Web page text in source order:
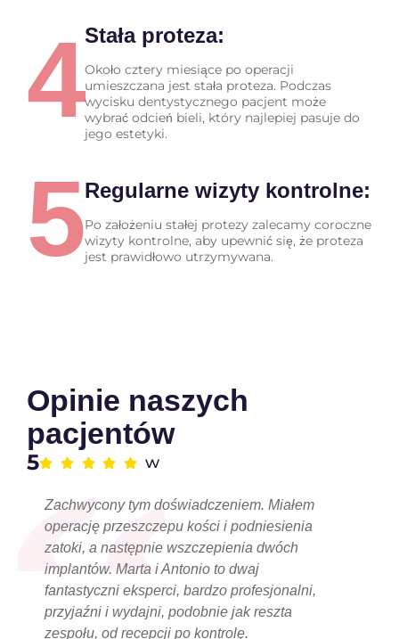
4Stała proteza:
Około cztery miesiące po operacji
umieszczana jest stała proteza. Podczas
wycisku dentystycznego pacjent może
wybrać odcień bieli, który najlepiej pasuje do
jego estetyki.
5Regularne wizyty kontrolne:
Po założeniu stałej protezy zalecamy coroczne
wizyty kontrolne, aby upewnić się, że proteza
jest prawidłowo utrzymywana.
Opinie naszych
pacjentów
5 w
Zachwycony tym doświadczeniem. Miałem
operację przeszczepu kości i podniesienia
zatoki, a następnie wszczepienia dwóch
implantów. Marta i Antonio to dwaj
fantastyczni eksperci, bardzo profesjonalni,
przyjaźni i wydajni, podobnie jak reszta
zespołu, od recepcji po kontrolę.